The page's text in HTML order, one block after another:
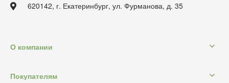
620142, г. Екатеринбург, ул. Фурманова, д. 35
О компании
Покупателям